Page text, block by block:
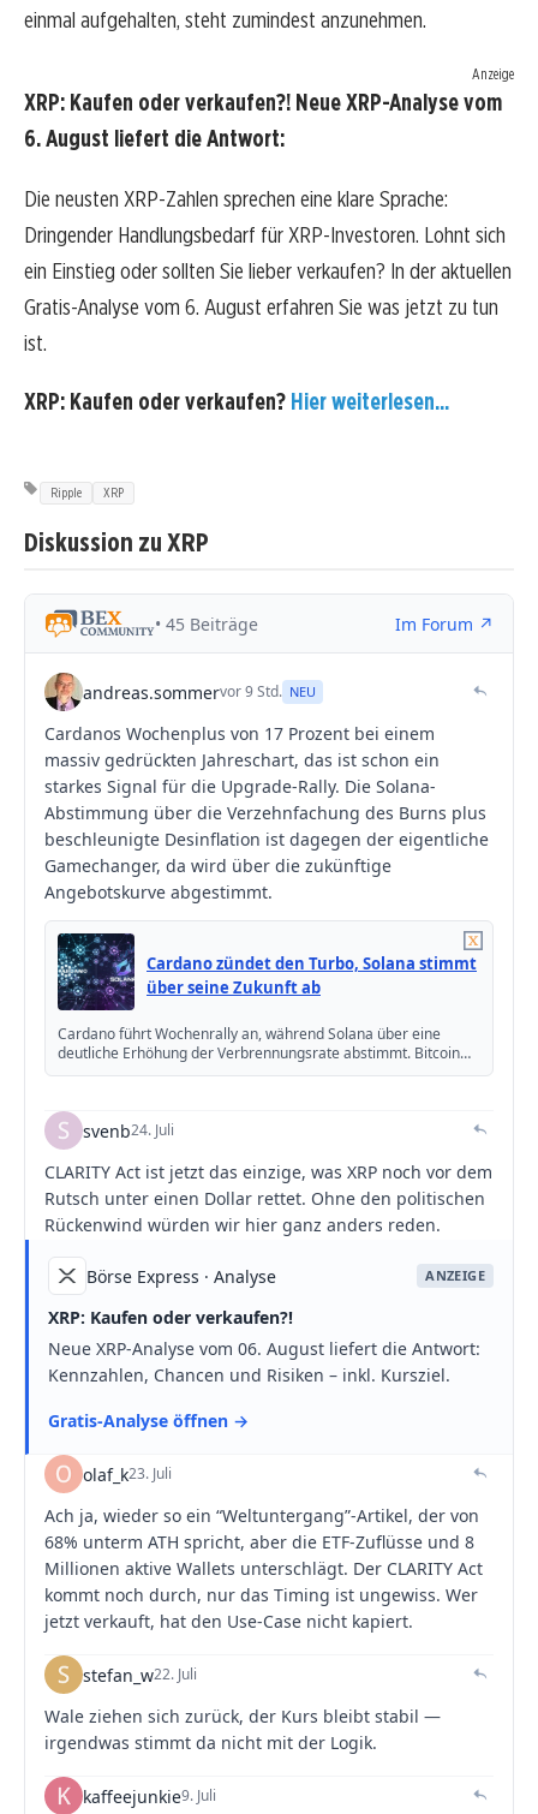
einmal aufgehalten, steht zumindest anzunehmen.
Anzeige
XRP: Kaufen oder verkaufen?! Neue XRP-Analyse vom
6. August liefert die Antwort:
Die neusten XRP-Zahlen sprechen eine klare Sprache:
Dringender Handlungsbedarf für XRP-Investoren. Lohnt sich
ein Einstieg oder sollten Sie lieber verkaufen? In der aktuellen
Gratis-Analyse vom 6. August erfahren Sie was jetzt zu tun
ist.
XRP: Kaufen oder verkaufen? Hier weiterlesen...
Ripple XRP
Diskussion zu XRP